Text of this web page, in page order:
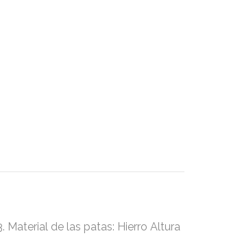
Material de las patas: Hierro Altura